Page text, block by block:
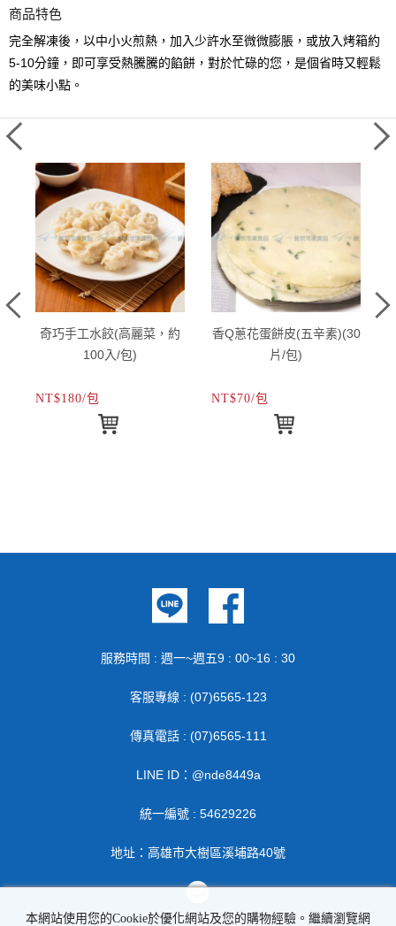
商品特色
完全解凍後，以中小火煎熱，加入少許水至微微膨脹，或放入烤箱約
5-10分鐘，即可享受熱騰騰的餡餅，對於忙碌的您，是個省時又輕鬆
的美味小點。
奇巧手工水餃(高麗菜，約
100入/包)
NT$180/包
香Q蔥花蛋餅皮(五辛素)(30
片/包)
NT$70/包
服務時間 : 週一~週五9 : 00~16 : 30
客服專線 : (07)6565-123
傳真電話 : (07)6565-111
LINE ID：@nde8449a
統一編號 : 54629226
地址：高雄市大樹區溪埔路40號
本網站使用您的Cookie於優化網站及您的購物經驗。繼續瀏覽網